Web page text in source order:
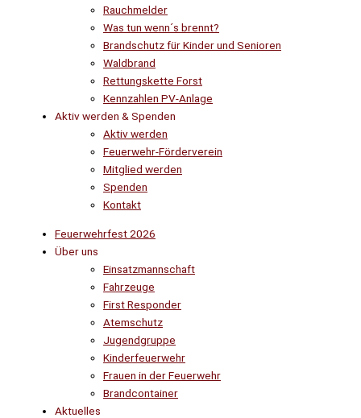
Rauchmelder
Was tun wenn´s brennt?
Brandschutz für Kinder und Senioren
Waldbrand
Rettungskette Forst
Kennzahlen PV-Anlage
Aktiv werden & Spenden
Aktiv werden
Feuerwehr-Förderverein
Mitglied werden
Spenden
Kontakt
Feuerwehrfest 2026
Über uns
Einsatzmannschaft
Fahrzeuge
First Responder
Atemschutz
Jugendgruppe
Kinderfeuerwehr
Frauen in der Feuerwehr
Brandcontainer
Aktuelles